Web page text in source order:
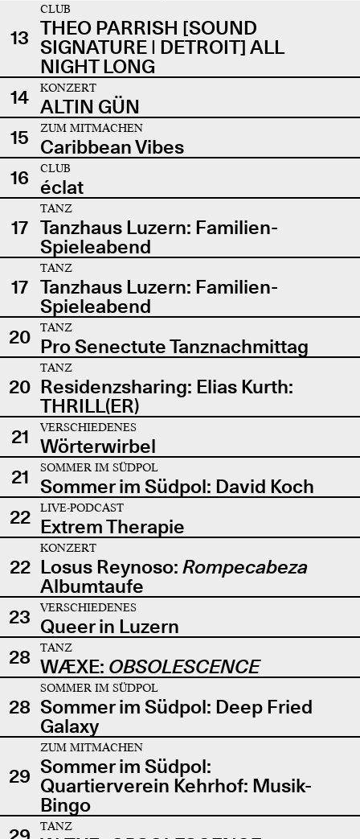
13
CLUB
THEO PARRISH [SOUND
SIGNATURE | DETROIT] ALL
NIGHT LONG
14
KONZERT
ALTIN GÜN
15
ZUM MITMACHEN
Caribbean Vibes
16
CLUB
éclat
17
TANZ
Tanzhaus Luzern: Familien-
Spieleabend
17
TANZ
Tanzhaus Luzern: Familien-
Spieleabend
20
TANZ
Pro Senectute Tanznachmittag
20
TANZ
Residenzsharing: Elias Kurth:
THRILL(ER)
21
VERSCHIEDENES
Wörterwirbel
21
SOMMER IM SÜDPOL
Sommer im Südpol: David Koch
22
LIVE-PODCAST
Extrem Therapie
22
KONZERT
Losus Reynoso: Rompecabeza
Albumtaufe
23
VERSCHIEDENES
Queer in Luzern
28
TANZ
WÆXE: OBSOLESCENCE
28
SOMMER IM SÜDPOL
Sommer im Südpol: Deep Fried
Galaxy
29
ZUM MITMACHEN
Sommer im Südpol:
Quartierverein Kehrhof: Musik-
Bingo
TANZ